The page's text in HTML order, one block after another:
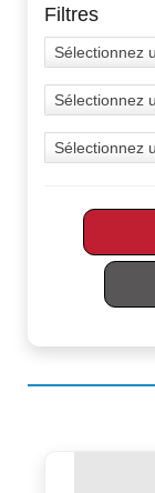
Filtres
Sélectionnez
Sélectionnez
Sélectionnez